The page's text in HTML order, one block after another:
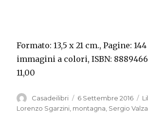
Formato: 13,5 x 21 cm., Pagine:
immagini a colori, ISBN:
11,00
Autore
Casadeilibri
Pubblicato
il
6 Settembre 2016
Lorenzo Sgarzini montagna Sergio